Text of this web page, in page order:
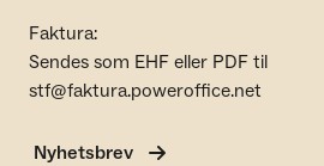
Faktura:
Sendes som EHF eller PDF til
stf@faktura.poweroffice.net
Nyhetsbrev